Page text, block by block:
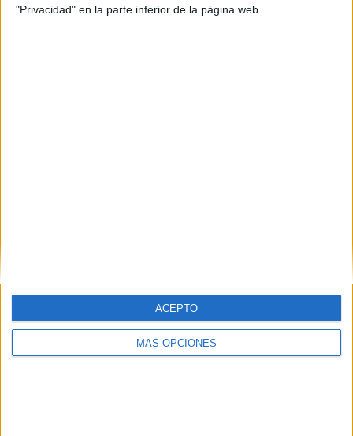
"Privacidad" en la parte inferior de la página web.
MÁS OPCIONES
ACEPTO
SIGUE NUESTROS TABLEROS EN